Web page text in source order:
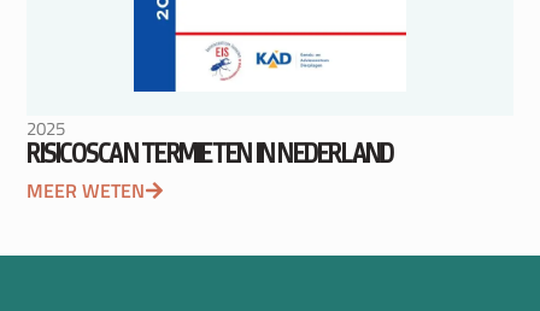
2025
RISICOSCAN TERMIETEN IN NEDERLAND
MEER WETEN